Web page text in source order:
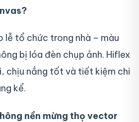
lễ tổ chức trong nhà – màu
bị lóa đèn chụp ảnh. Hiflex
chịu nắng tốt và tiết kiệm chi
kể.
nền mừng thọ vector